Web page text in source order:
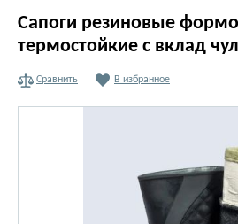
Сапоги резиновые
термостойкие с вклад
Сравнить В избранное